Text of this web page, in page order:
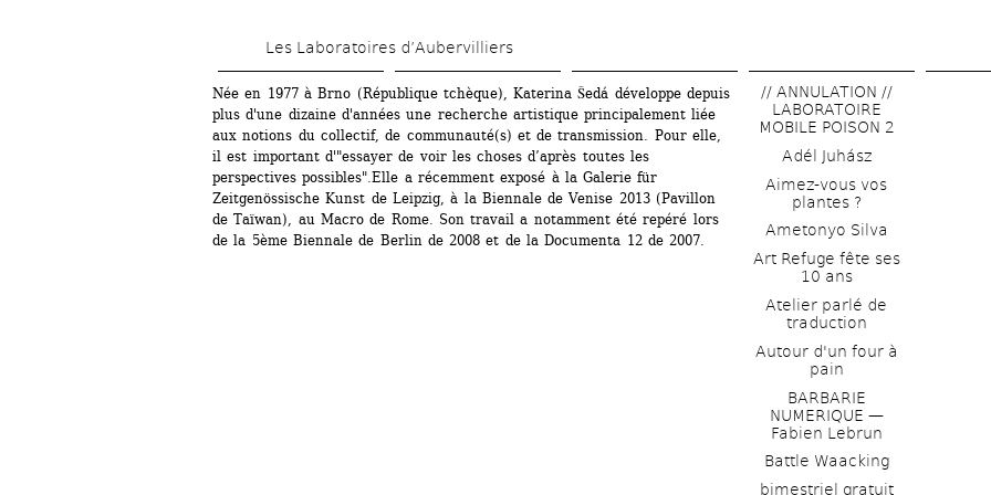
main
content
Les Laboratoires d’Aubervilliers
Née en 1977 à Brno (République tchèque), Katerina Šedá développe depuis
plus d'une dizaine d'années une recherche artistique principalement liée
aux notions du collectif, de communauté(s) et de transmission. Pour elle,
il est important d'"essayer de voir les choses d’après toutes les
perspectives possibles".Elle a récemment exposé à la Galerie für
Zeitgenössische Kunst de Leipzig, à la Biennale de Venise 2013 (Pavillon
de Taïwan), au Macro de Rome. Son travail a notamment été repéré lors
de la 5ème Biennale de Berlin de 2008 et de la Documenta 12 de 2007.
// ANNULATION //
LABORATOIRE
MOBILE POISON 2
Adél Juhász
Aimez-vous vos
plantes ?
Ametonyo Silva
Art Refuge fête ses
10 ans
Atelier parlé de
traduction
Autour d'un four à
pain
BARBARIE
NUMERIQUE —
Fabien Lebrun
Battle Waacking
bimestriel gratuit